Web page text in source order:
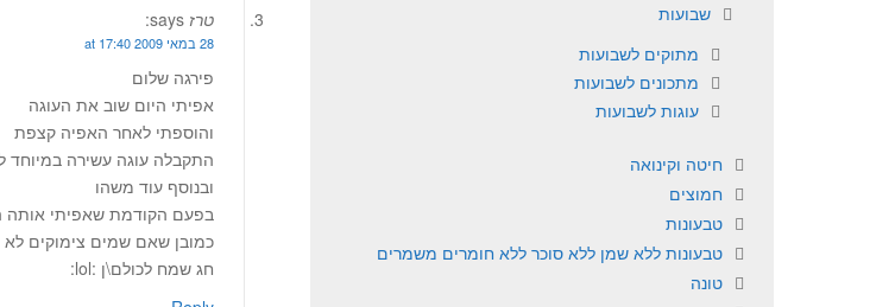
טרז says:
28 במאי 2009 at 17:40
פירגה שלום
אפיתי היום שוב את העוגה
והוספתי לאחר האפיה קצפת
התקבלה עוגה עשירה במיוחד
ובנוסף עוד משהו
בפעם הקודמת שאפיתי אותה
כמובן שאם שמים צימוקים
חג שמח לכולם\ן :lol:
שבועות
מתוקים לשבועות
מתכונים לשבועות
עוגות לשבועות
חיטה וקינואה
חמוצים
טבעונות
טבעונות ללא שמן ללא סוכר ללא חומרים משמרים
טונה